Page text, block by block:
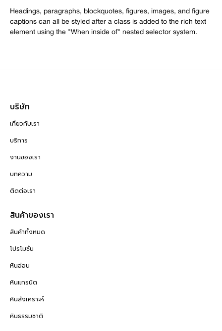
Headings, paragraphs, blockquotes, figures, images, and figure
captions can all be styled after a class is added to the rich text
element using the "When inside of" nested selector system.
บริษัท
เกี่ยวกับเรา
บริการ
งานของเรา
บทความ
ติดต่อเรา
สินค้าของเรา
สินค้าทั้งหมด
โปรโมชั่น
หินอ่อน
หินแกรนิต
หินสังเคราะห์
หินธรรมชาติ